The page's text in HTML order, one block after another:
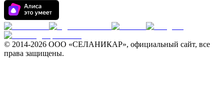
© 2014-2026 ООО «СЕЛАНИКАР», официальный сайт, все
права защищены.